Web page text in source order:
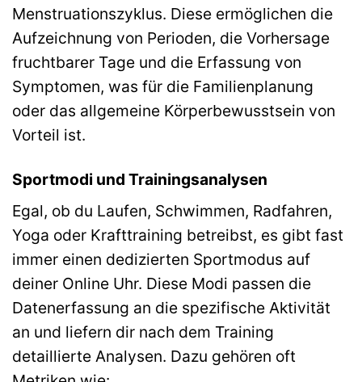
Menstruationszyklus. Diese ermöglichen die
Aufzeichnung von Perioden, die Vorhersage
fruchtbarer Tage und die Erfassung von
Symptomen, was für die Familienplanung
oder das allgemeine Körperbewusstsein von
Vorteil ist.
Sportmodi und Trainingsanalysen
Egal, ob du Laufen, Schwimmen, Radfahren,
Yoga oder Krafttraining betreibst, es gibt fast
immer einen dedizierten Sportmodus auf
deiner Online Uhr. Diese Modi passen die
Datenerfassung an die spezifische Aktivität
an und liefern dir nach dem Training
detaillierte Analysen. Dazu gehören oft